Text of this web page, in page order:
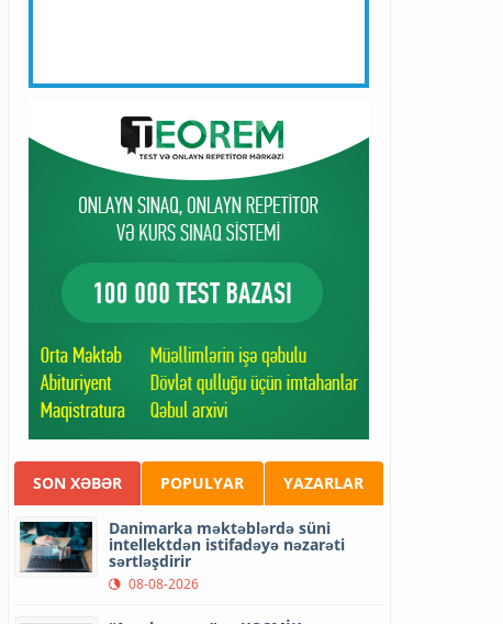
SON XƏBƏR POPULYAR YAZARLAR
Danimarka məktəblərdə süni
intellektdən istifadəyə nəzarəti
sərtləşdirir
08-08-2026